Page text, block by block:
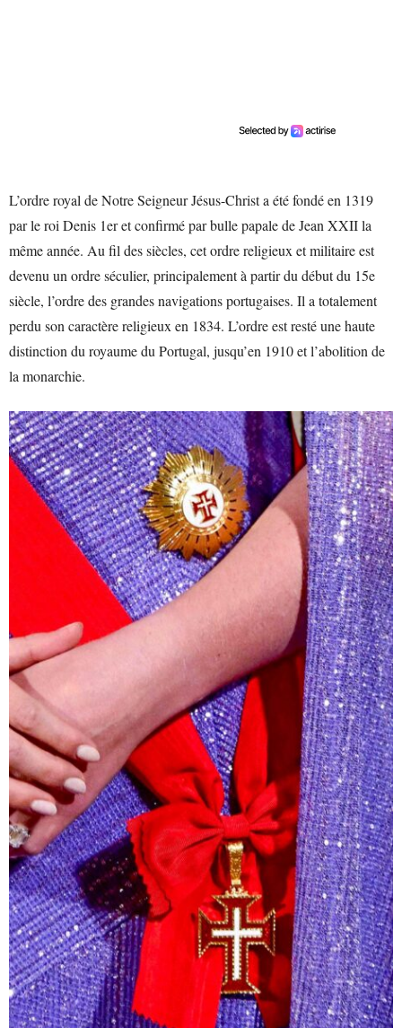
L’ordre royal de Notre Seigneur Jésus-Christ a été fondé en 1319
par le roi Denis 1er et confirmé par bulle papale de Jean XXII la
même année. Au fil des siècles, cet ordre religieux et militaire est
devenu un ordre séculier, principalement à partir du début du 15e
siècle, l’ordre des grandes navigations portugaises. Il a totalement
perdu son caractère religieux en 1834. L’ordre est resté une haute
distinction du royaume du Portugal, jusqu’en 1910 et l’abolition de
la monarchie.